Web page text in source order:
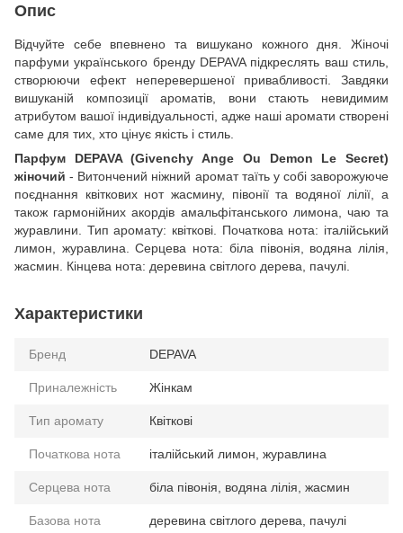
Опис
Відчуйте себе впевнено та вишукано кожного дня. Жіночі
парфуми українського бренду DEPAVA підкреслять ваш стиль,
створюючи ефект неперевершеної привабливості. Завдяки
вишуканій композиції ароматів, вони стають невидимим
атрибутом вашої індивідуальності, адже наші аромати створені
саме для тих, хто цінує якість і стиль.
Парфум DEPAVA (Givenchy Ange Ou Demon Le Secret)
жіночий - Витончений ніжний аромат таїть у собі заворожуюче
поєднання квіткових нот жасмину, півонії та водяної лілії, а
також гармонійних акордів амальфітанського лимона, чаю та
журавлини. Тип аромату: квіткові. Початкова нота: італійський
лимон, журавлина. Серцева нота: біла півонія, водяна лілія,
жасмин. Кінцева нота: деревина світлого дерева, пачулі.
Характеристики
Бренд DEPAVA
Приналежність Жінкам
Тип аромату Квіткові
Початкова нота італійський лимон, журавлина
Серцева нота біла півонія, водяна лілія, жасмин
Базова нота деревина світлого дерева, пачулі